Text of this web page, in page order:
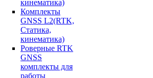
кинематика)
Комплекты
GNSS L2(RTK,
Статика,
кинематика)
Роверные RTK
GNSS
комплекты для
работы